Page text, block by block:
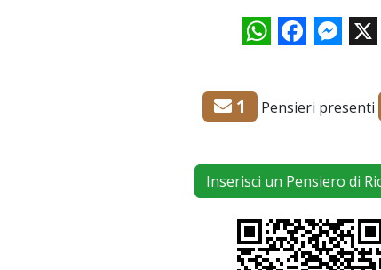
WhatsAppFacebook X
1 Pensieri presenti
Inserisci un Pensiero di